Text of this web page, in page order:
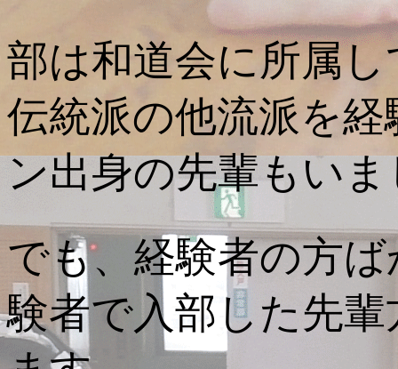
部は和道会に所属
伝統派の他流派を
ン出身の先輩もい
でも、経験者の方
験者で入部した先